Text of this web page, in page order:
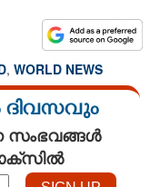
, WORLD NEWS
ദിവസവും
സംഭവങ്ങൾ